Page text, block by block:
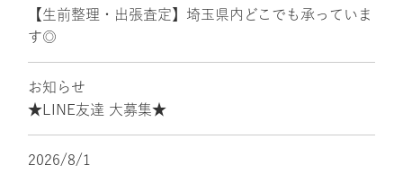
【生前整理・出張査定】埼玉県内どこでも承っていま
す◎
お知らせ
★LINE友達 大募集★
2026/8/1